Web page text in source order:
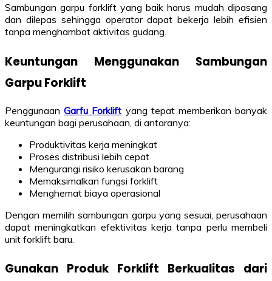
Sambungan garpu forklift yang baik harus mudah dipasang
dan dilepas sehingga operator dapat bekerja lebih efisien
tanpa menghambat aktivitas gudang.
Keuntungan Menggunakan Sambungan
Garpu Forklift
PenggunaanGarfu Forklift yang tepat memberikan banyak
keuntungan bagi perusahaan, di antaranya:
Produktivitas kerja meningkat
Proses distribusi lebih cepat
Mengurangi risiko kerusakan barang
Memaksimalkan fungsi forklift
Menghemat biaya operasional
Dengan memilih sambungan garpu yang sesuai, perusahaan
dapat meningkatkan efektivitas kerja tanpa perlu membeli
unit forklift baru.
Gunakan Produk Forklift Berkualitas dari